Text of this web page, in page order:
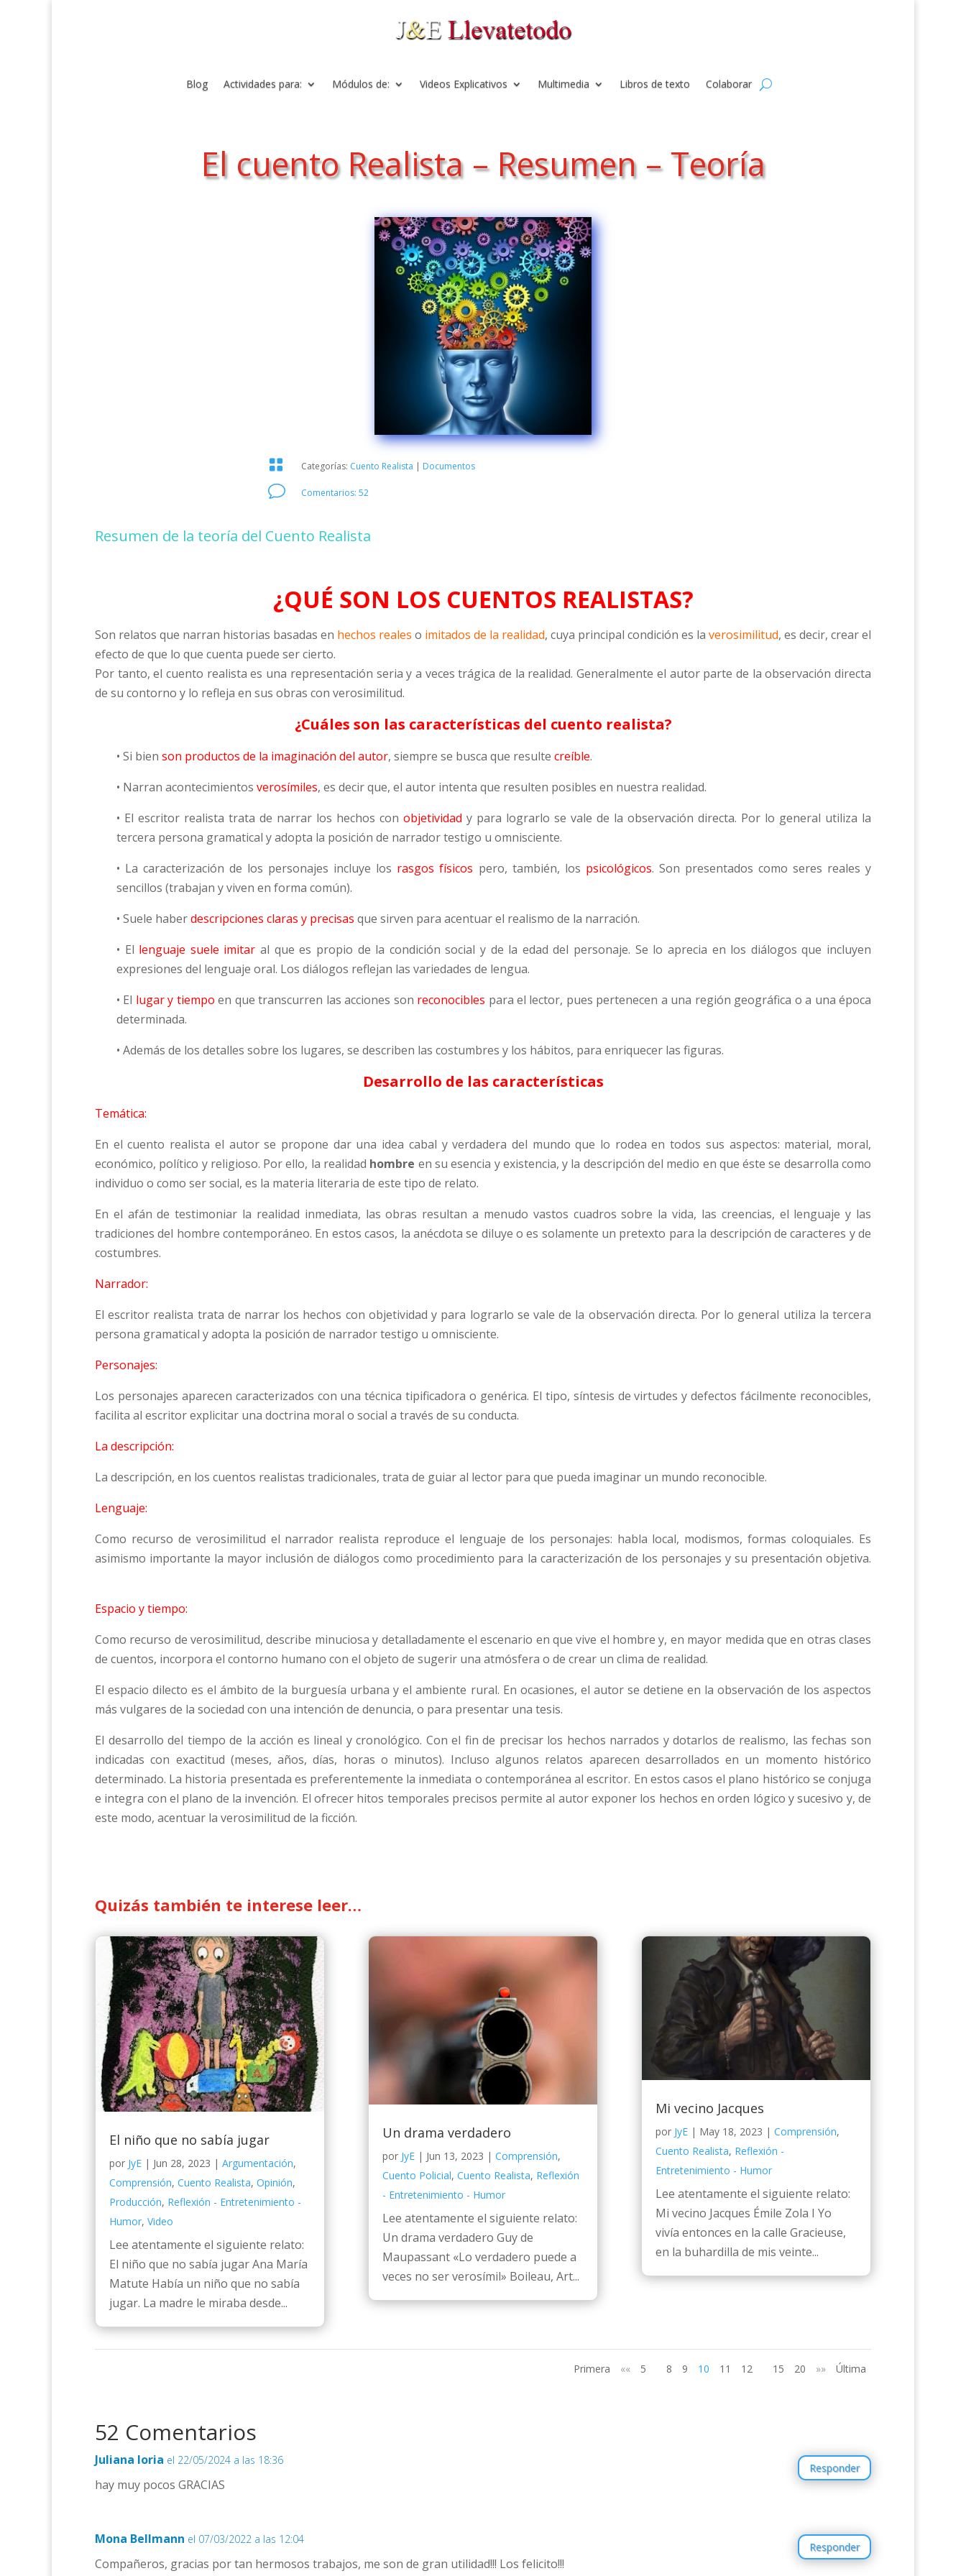
Blog Actividades para: Módulos de: Videos Explicativos Multimedia Libros de texto Colaborar
El cuento Realista – Resumen – Teoría
 Categorías: Cuento Realista | Documentos
v Comentarios: 52
Resumen de la teoría del Cuento Realista
¿QUÉ SON LOS CUENTOS REALISTAS?
Son relatos que narran historias basadas en hechos reales o imitados de la realidad, cuya principal condición es la verosimilitud, es decir, crear el
efecto de que lo que cuenta puede ser cierto.
Por tanto, el cuento realista es una representación seria y a veces trágica de la realidad. Generalmente el autor parte de la observación directa
de su contorno y lo refleja en sus obras con verosimilitud.
¿Cuáles son las características del cuento realista?
• Si bien son productos de la imaginación del autor, siempre se busca que resulte creíble.
• Narran acontecimientos verosímiles, es decir que, el autor intenta que resulten posibles en nuestra realidad.
• El escritor realista trata de narrar los hechos con objetividad y para lograrlo se vale de la observación directa. Por lo general utiliza la
tercera persona gramatical y adopta la posición de narrador testigo u omnisciente.
• La caracterización de los personajes incluye los rasgos físicos pero, también, los psicológicos. Son presentados como seres reales y
sencillos (trabajan y viven en forma común).
• Suele haberdescripciones claras y precisas que sirven para acentuar el realismo de la narración.
• El lenguaje suele imitar al que es propio de la condición social y de la edad del personaje. Se lo aprecia en los diálogos que incluyen
expresiones del lenguaje oral. Los diálogos reflejan las variedades de lengua.
• El lugar y tiempo en que transcurren las acciones son reconocibles para el lector, pues pertenecen a una región geográfica o a una época
determinada.
• Además de los detalles sobre los lugares, se describen las costumbres y los hábitos, para enriquecer las figuras.
Desarrollo de las características
Temática:
En el cuento realista el autor se propone dar una idea cabal y verdadera del mundo que lo rodea en todos sus aspectos: material, moral,
económico, político y religioso. Por ello, la realidad hombre en su esencia y existencia, y la descripción del medio en que éste se desarrolla como
individuo o como ser social, es la materia literaria de este tipo de relato.
En el afán de testimoniar la realidad inmediata, las obras resultan a menudo vastos cuadros sobre la vida, las creencias, el lenguaje y las
tradiciones del hombre contemporáneo. En estos casos, la anécdota se diluye o es solamente un pretexto para la descripción de caracteres y de
costumbres.
Narrador:
El escritor realista trata de narrar los hechos con objetividad y para lograrlo se vale de la observación directa. Por lo general utiliza la tercera
persona gramatical y adopta la posición de narrador testigo u omnisciente.
Personajes:
Los personajes aparecen caracterizados con una técnica tipificadora o genérica. El tipo, síntesis de virtudes y defectos fácilmente reconocibles,
facilita al escritor explicitar una doctrina moral o social a través de su conducta.
La descripción:
La descripción, en los cuentos realistas tradicionales, trata de guiar al lector para que pueda imaginar un mundo reconocible.
Lenguaje:
Como recurso de verosimilitud el narrador realista reproduce el lenguaje de los personajes: habla local, modismos, formas coloquiales. Es
asimismo importante la mayor inclusión de diálogos como procedimiento para la caracterización de los personajes y su presentación objetiva.
Espacio y tiempo:
Como recurso de verosimilitud, describe minuciosa y detalladamente el escenario en que vive el hombre y, en mayor medida que en otras clases
de cuentos, incorpora el contorno humano con el objeto de sugerir una atmósfera o de crear un clima de realidad.
El espacio dilecto es el ámbito de la burguesía urbana y el ambiente rural. En ocasiones, el autor se detiene en la observación de los aspectos
más vulgares de la sociedad con una intención de denuncia, o para presentar una tesis.
El desarrollo del tiempo de la acción es lineal y cronológico. Con el fin de precisar los hechos narrados y dotarlos de realismo, las fechas son
indicadas con exactitud (meses, años, días, horas o minutos). Incluso algunos relatos aparecen desarrollados en un momento histórico
determinado. La historia presentada es preferentemente la inmediata o contemporánea al escritor. En estos casos el plano histórico se conjuga
e integra con el plano de la invención. El ofrecer hitos temporales precisos permite al autor exponer los hechos en orden lógico y sucesivo y, de
este modo, acentuar la verosimilitud de la ficción.
Quizás también te interese leer…
El niño que no sabía jugar
por JyE | Jun 28, 2023 | Argumentación,
Comprensión, Cuento Realista, Opinión,
Producción, Reflexión - Entretenimiento -
Humor, Video
Lee atentamente el siguiente relato:
El niño que no sabía jugar Ana María
Matute Había un niño que no sabía
jugar. La madre le miraba desde...
Un drama verdadero
por JyE| Jun 13, 2023 | Comprensión,
Cuento Policial, Cuento Realista, Reflexión
- Entretenimiento - Humor
Lee atentamente el siguiente relato:
Un drama verdadero Guy de
Maupassant «Lo verdadero puede a
veces no ser verosímil» Boileau, Art...
Mi vecino Jacques
por JyE| May 18, 2023 | Comprensión,
Cuento Realista, Reflexión -
Entretenimiento - Humor
Lee atentamente el siguiente relato:
Mi vecino Jacques Émile Zola I Yo
vivía entonces en la calle Gracieuse,
en la buhardilla de mis veinte...
Primera «« 5 8 9 10 11 12 15 20 »» Última
52 Comentarios
Juliana loria el 22/05/2024 a las 18:36
hay muy pocos GRACIAS
Responder
Mona Bellmann el 07/03/2022 a las 12:04
Compañeros, gracias por tan hermosos trabajos, me son de gran utilidad!!! Los felicito!!!
Responder